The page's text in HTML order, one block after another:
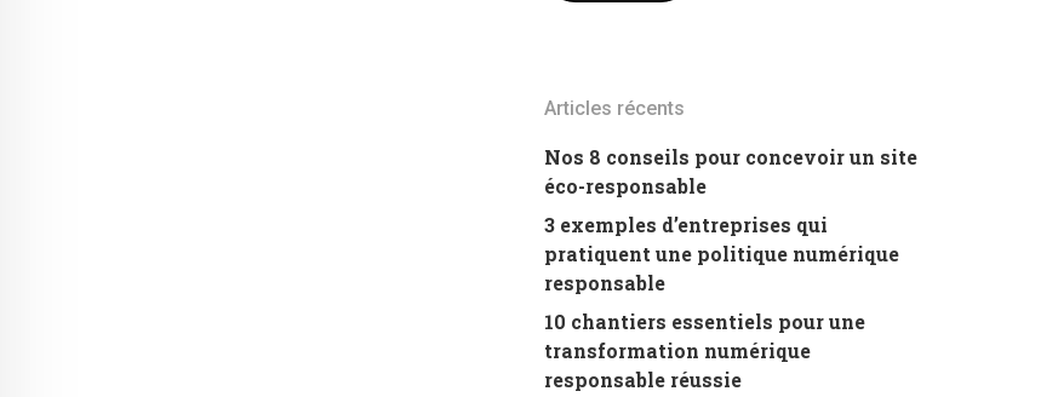
Articles récents
Nos 8 conseils pour concevoir un site
éco-responsable
3 exemples d’entreprises qui
pratiquent une politique numérique
responsable
10 chantiers essentiels pour une
transformation numérique
responsable réussie